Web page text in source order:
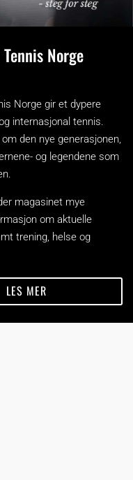
Norge
Norge gir et dypere
internasjonal tennis.
den nye generasjonen,
og legendene som
magasinet mye
om aktuelle
trening, helse og
LES MER